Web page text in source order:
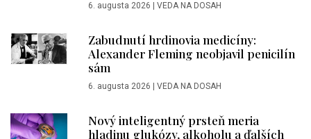
6. augusta 2026 | VEDA NA DOSAH
Zabudnutí hrdinovia medicíny:
Alexander Fleming neobjavil penicilín
sám
6. augusta 2026 | VEDA NA DOSAH
Nový inteligentný prsteň meria
hladinu glukózy, alkoholu a ďalších